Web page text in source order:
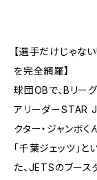
【選手だけじゃな
を完全網羅】
球団OBで、Bリー
アリーダーSTAR
クター・ジャンボ
「千葉ジェッツ」
た、JETSのブース